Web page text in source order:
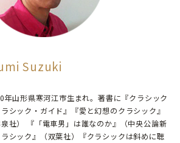
Suzuki
山形県寒河江市生まれ。著書に『クラシック
シック・ガイド』『愛と幻想のクラシック』
泉社） 『「電車男」は誰なのか』（中央公論新
シック』（双葉社）『クラシックは斜めに聴